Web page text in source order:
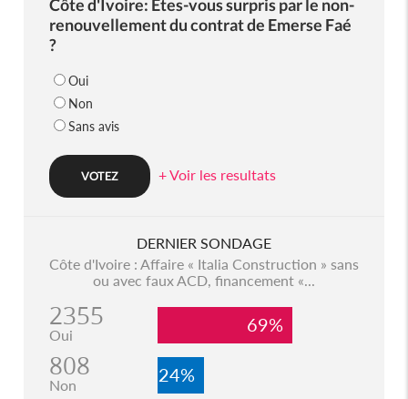
Côte d'Ivoire: Etes-vous surpris par le non-
renouvellement du contrat de Emerse Faé
?
Oui
Non
Sans avis
+ Voir les resultats
DERNIER SONDAGE
Côte d'Ivoire : Affaire « Italia Construction » sans
ou avec faux ACD, financement «...
2355
Oui 69%
808
Non 24%